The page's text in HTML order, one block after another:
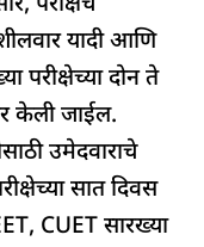
यादी आणि
परीक्षेच्या दोन ते
केली जाईल.
उमेदवाराचे
सात दिवस
CUET सारख्या